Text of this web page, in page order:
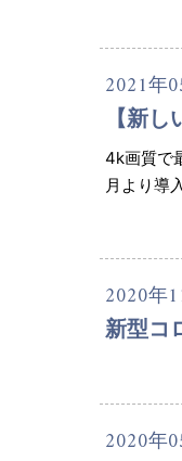
2021年
【新
4k画質で
月より導
2020年
新型コ
2020年